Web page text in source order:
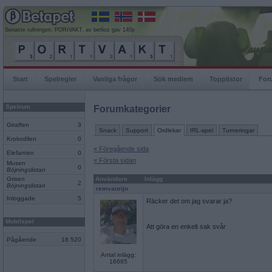
Senaste rullningen, PORtVAKT, av berlioz gav 140p
Start Spelregler Vanliga frågor Sök medlem Topplistor
Spelrum
Giraffen 3
Krokodilen 0
Elefanten
0
Musen
Böjningslistan
0
Grisen
Böjningslistan
2
Inloggade 5
Mobilspel
Pågående 18 520
Forumkategorier
Snack Support Ordlekar IRL-spel Turneringar
« Föregående sida
« Första sidan
Användare
Inlägg
remvanrijn
Antal inlägg:
16685
Räcker det om jag svarar ja?
Att göra en enkelt sak svår